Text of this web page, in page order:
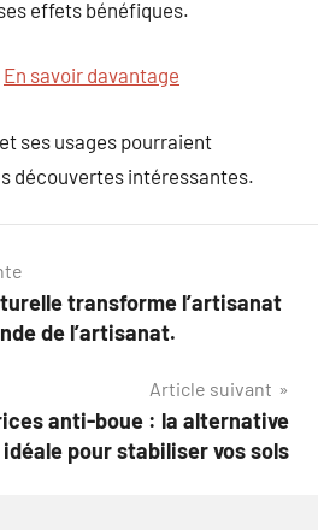
effets bénéfiques.
En savoir davantage
ses usages pourraient
découvertes intéressantes.
transforme l’artisanat
de l’artisanat.
Article suivant
anti-boue : la alternative
idéale pour stabiliser vos sols